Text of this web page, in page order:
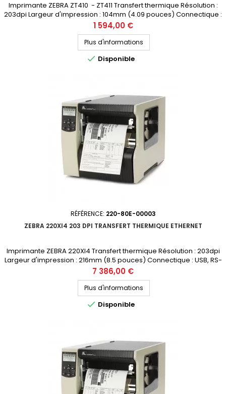
Imprimante ZEBRA ZT410 - ZT411 Transfert thermique Résolution :
203dpi Largeur d'impression : 104mm (4.09 pouces) Connectique :
USB, RS-232, Ethernet, Bluetooth Prix public (avant remise) : 1594€ HT
Demandez votre devis personnalisé La ZT410 est remplacée par la
nouvelle génération ZT411
Prix
1 594,00 €
Plus d'informations
 Disponible
RÉFÉRENCE: 220-80E-00003
ZEBRA 220XI4 203 DPI TRANSFERT THERMIQUE ETHERNET
Imprimante ZEBRA 220XI4 Transfert thermique Résolution : 203dpi
Largeur d'impression : 216mm (8.5 pouces) Connectique : USB, RS-
232, Ethernet Prix public (avant remise) : 7386€ HT Demandez votre
devis personnalisé
Prix
7 386,00 €
Plus d'informations
 Disponible